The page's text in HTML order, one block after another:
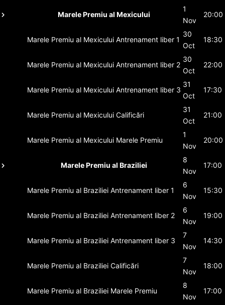
Marele Premiu al Mexicului
1
Nov
20:00
Marele Premiu al Mexicului Antrenament liber 1
30
Oct
18:30
Marele Premiu al Mexicului Antrenament liber 2
30
Oct
22:00
Marele Premiu al Mexicului Antrenament liber 3
31
Oct
17:30
Marele Premiu al Mexicului Calificări
31
Oct
21:00
Marele Premiu al Mexicului Marele Premiu
1
Nov
20:00
Marele Premiu al Braziliei
8
Nov
17:00
Marele Premiu al Braziliei Antrenament liber 1
6
Nov
15:30
Marele Premiu al Braziliei Antrenament liber 2
6
Nov
19:00
Marele Premiu al Braziliei Antrenament liber 3
7
Nov
14:30
Marele Premiu al Braziliei Calificări
7
Nov
18:00
Marele Premiu al Braziliei Marele Premiu
8
Nov
17:00